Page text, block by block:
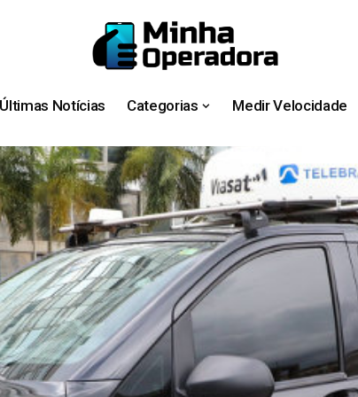
Últimas Notícias Categorias Medir Velocidade